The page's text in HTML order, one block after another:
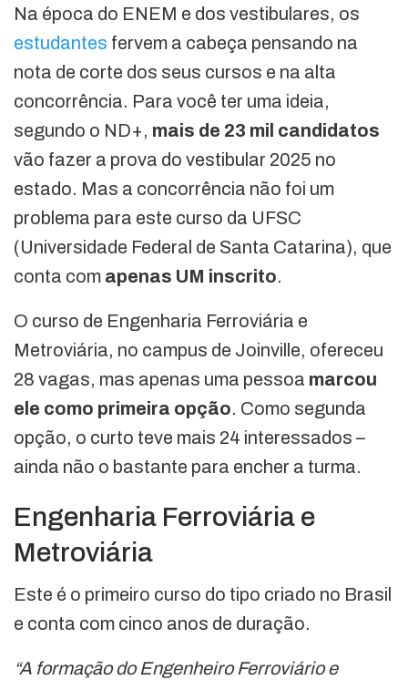
Na época do ENEM e dos vestibulares, os
estudantes fervem a cabeça pensando na
nota de corte dos seus cursos e na alta
concorrência. Para você ter uma ideia,
segundo o ND+, mais de 23 mil candidatos
vão fazer a prova do vestibular 2025 no
estado. Mas a concorrência não foi um
problema para este curso da UFSC
(Universidade Federal de Santa Catarina), que
conta com apenas UM inscrito.
O curso de Engenharia Ferroviária e
Metroviária, no campus de Joinville, ofereceu
28 vagas, mas apenas uma pessoa marcou
ele como primeira opção. Como segunda
opção, o curto teve mais 24 interessados –
ainda não o bastante para encher a turma.
Engenharia Ferroviária e
Metroviária
Este é o primeiro curso do tipo criado no Brasil
e conta com cinco anos de duração.
“A formação do Engenheiro Ferroviário e